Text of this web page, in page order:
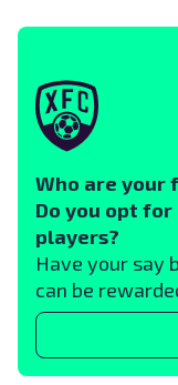
Who are your
Do you opt
players?
Have your say
can be